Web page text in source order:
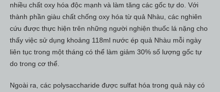
nhiều chất oxy hóa độc mạnh và làm tăng các gốc tự do. Với
thành phần giàu chất chống oxy hóa từ quả Nhàu, các nghiên
cứu được thực hiện trên những người nghiện thuốc lá nặng cho
thấy việc sử dụng khoảng 118ml nước ép quả Nhàu mỗi ngày
liên tục trong một tháng có thể làm giảm 30% số lượng gốc tự
do trong cơ thể.
Ngoài ra, các polysaccharide được sulfat hóa trong quả này có